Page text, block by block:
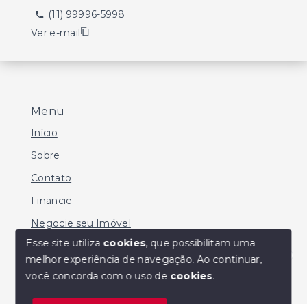
Olá! Estamos disponíveis para te ajudar.
Menu
Início
Sobre
Contato
Financie
Negocie seu Imóvel
© Copyright 2026 - MARIO SERGIO DE SOUZA -
(11) 99996-5998
Ver e-mail
Esse site utiliza cookies, que possibilitam uma
melhor experiência de navegação.Ao continuar,
você concorda com o uso de cookies.